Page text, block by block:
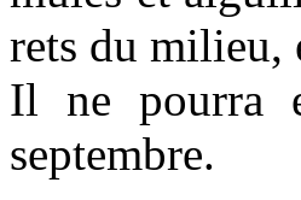
rets du milieu,
Il ne pourra
septembre.